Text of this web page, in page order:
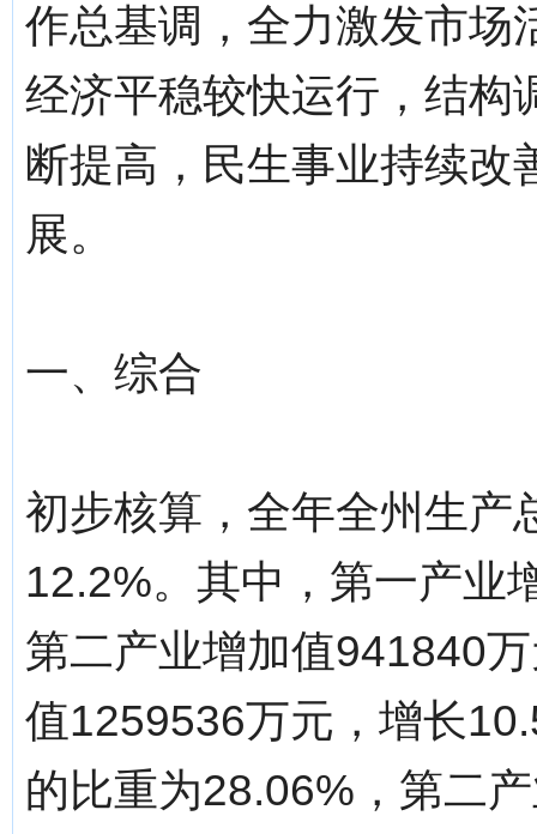
作总基调，全力激发市场
经济平稳较快运行，结构
断提高，民生事业持续改
展。
一、综合
初步核算，全年全州生产
12.2%。其中，第一产业
第二产业增加值941840
值1259536万元，增长
的比重为28.06%，第二